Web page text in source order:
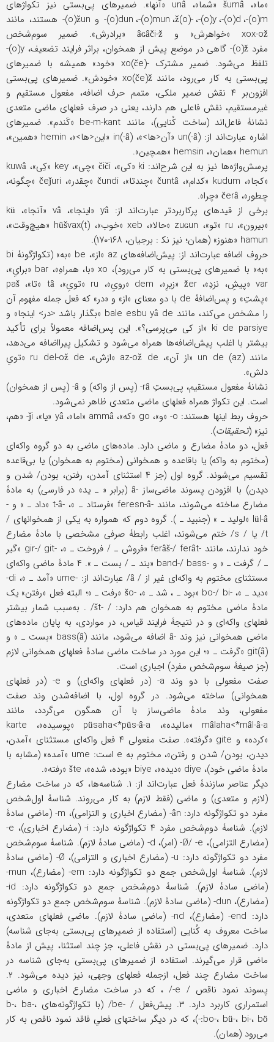
«ما»، šumâ «شما»، unâ «آنها». ضمیرهای پی‌بستی نیز تکواژهای
o)m)-،
o)d)-، o)y)-، -(o)ž، o)mun)-،
o)dun)- و o)žun)- هستند، مانند
xox-ož «خواهرش» و âɢâči-ž «برادرش». ضمیر سوم‌شخص
مفرد o)ž)- گاهی در موضع پیش از همخوان، براثر فرایند تضعیف، o)y)-
تلفظ می‌شود. ضمیر مشترک -xo(če) «خود» همیشه با ضمیرهای
پی‌بستی به کار می‌رود، مانند xo(če)ž «خودش». ضمیرهای پی‌بستی
افزون‌بر ۴ نقش ضمیر ملکی، متمم حرف اضافه، مفعول مستقیم و
غیرمستقیم، نقش فاعلی هم دارند، یعنی در صرف فعلهای ماضی متعدی
نشانۀ فاعل‌اند (ساخت کُنایی)، مانند be-m-kant «کَندم». ضمیرهای
اشاره عبارت‌اند از: un(-â) «آن<ها>»، in(-â) «این<ها>»، hemin «همین»،
hemun «همان»، hemsin «همچین».
پرسش‌واژه‌ها نیز به این شرح‌اند: ki «کی»، čiči «چی»، key «کِی»، kuwâ
«کجا»، kudum «کدام»، čuntâ «چندتا»، čundi «چقدر»، čeǰuri «چگونه،
چطور»، čerâ «چرا».
برخی از قیدهای پرکاربردتر عبارت‌اند از: yâ «اینجا»، vâ «آنجا»، kü
«بیرون»، ru «تو»، zuɢun «حالا»، xeb «خوب»، hüšvax(t) «هیچ‌وقت»،
hamun «هنوز» (همان؛ نیز نک‍ : برجیان، ۱۶۸-۱۷۰).
حروف اضافه عبارت‌اند از: پیش‌اضافه‌های az «از»، be «به» (تکواژگونۀ bi
«به» با ضمیرهای پی‌بستی به کار می‌رود)، xo «با، همراهِ»، bar «برایِ»،
var «پیشِ، نزدِ»، žer «زیرِ»، dem «رویِ»، ru «تویِ»، tâ «تا»، paš
«پشتِ» و پس‌اضافۀ de با دو معنای «از» و «در» که فعل جمله مفهوم آن
را مشخص می‌کند، مانند bale esbu yâ de «بگذار باشد <در> اینجا» و
ki de parsiye «از کی می‌پرسی؟». این پس‌اضافه معمولاً برای تأکید
بیشتر با اغلب پیش‌اضافه‌ها همراه می‌شود و تشکیل پیرااضافه می‌دهد،
مانند (az) un de «از آن»، az-ož de «ازش»، ru del-ož de «تویِ
دلش».
نشانۀ مفعول مستقیم، پی‌بستِ râ- (پس از واکه) و â- (پس از همخوان)
است. این تکواژ همراه فعلهای ماضی متعدی ظاهر نمی‌شود.
حروف ربط اینها هستند: o- «و»، go «که»، ammâ «اما»، yâ «یا»، ǰi- «هم،
نیز» (تحقیقات).
فعل، دو مادۀ مضارع و ماضی دارد. ماده‌های ماضی به دو گروه واکه‌ای
(مختوم به واکه) یا باقاعده و همخوانی (مختوم به همخوان) یا بی‌قاعده
تقسیم می‌شوند. گروه اول (جز ۴ استثنای آمدن، رفتن، بودن/ شدن و
دیدن) با افزودن پسوند ماضی‌ساز -â (برابر « ـ ید» در فارسی) به مادۀ
مضارع ساخته می‌شوند، مانند -feresn-â «فرستاد ـ »، -t-â «داد ـ » و -
lül-â «لولید ـ » (جنبید ـ ). گروه دوم که همواره به یکی از همخوانهای /
t/ یا / s/ ختم می‌شوند، اغلب رابطۀ صرفی مشخصی با مادۀ مضارع
خود ندارند، مانند -ferâš-/ ferât «فروش ـ / فروخت ـ »، -gir-/ git «گیر
ـ / گرفت ـ » و -band-/ bass «بند ـ / بست ـ ». ۴ مادۀ ماضی واکه‌ای
مستثنای مختوم به واکه‌ای غیر از / â/ عبارت‌اند از: -ume «آمد ـ »، di-
«دید ـ »، -bo-/ bi «بود ـ ، شد ـ »، -šo «رفت ـ »؛ البته فعل «رفتن» یک
مادۀ ماضی مختوم به همخوان هم دارد: / -št/ . به‌سبب شمار بیشتر
فعلهای واکه‌ای و در نتیجۀ فرایند قیاس، در مواردی، به پایان ماده‌های
ماضی همخوانی نیز وند -â اضافه می‌شود، مانند bass(â) «بست ـ » و
git(â) «گرفت ـ »؛ این مورد در ساخت ماضی سادۀ فعلهای همخوانی لازم
(جز صیغۀ سوم‌شخص مفرد) اجباری است.
صفت مفعولی با دو وند a- (در فعلهای واکه‌ای) و e- (در فعلهای
همخوانی) ساخته می‌شود. در گروه اول، با اضافه‌شدن وند صفت
مفعولی، وند مادۀ ماضی‌ساز با آن همگون می‌گردد، مانند
mâlaha<*mâl-â-a «مالیده»، püsaha<*püs-â-a «پوسیده»، karte
«کرده» و gite «گرفته». صفت مفعولی ۴ فعل واکه‌ای مستثنای «آمدن،
دیدن، بودن/ شدن و رفتن»، مختوم به e است: ume «آمده» (مشابه با
مادۀ ماضی خود)، diye «دیده»، biye «بوده، شده»، šte «رفته».
دیگر عناصر سازندۀ فعل عبارت‌اند از: ۱. شناسه‌ها، که در ساخت مضارع
(لازم و متعدی) و ماضی (فقط لازم) به کار می‌روند. شناسۀ اول‌شخص
مفرد دو تکواژگونه دارد: ân- (مضارع اخباری و التزامی)، m- (ماضی سادۀ
لازم). شناسۀ دوم‌شخص مفرد ۴ تکواژگونه دارد: i- (مضارع اخباری)، e-
(مضارع التزامی)، Ø/ -e- (امر)، d- (ماضی سادۀ لازم). شناسۀ سوم‌شخص
مفرد دو تکواژگونه دارد: u- (مضارع اخباری و التزامی)، Ø- (ماضی سادۀ
لازم). شناسۀ اول‌شخص جمع دو تکواژگونه دارد: em- (مضارع)، mun-
(ماضی سادۀ لازم). شناسۀ دوم‌شخص جمع دو تکواژگونه دارد: id-
(مضارع)، dun- (ماضی سادۀ لازم). شناسۀ سوم‌شخص جمع دو تکواژگونه
دارد: end- (مضارع)، nd- (ماضی سادۀ لازم). ماضی فعلهای متعدی،
ساخت معروف به کُنایی (استفاده از ضمیرهای پی‌بستی به‌جای شناسه)
دارد. ضمیرهای پی‌بستی در نقش فاعلی، جز چند استثنا، پیش از مادۀ
ماضی قرار می‌گیرند. استفاده از ضمیرهای پی‌بستی به‌جای شناسه در
ساخت مضارع چند فعل، ازجمله فعلهای وجهی، نیز دیده می‌شود. ۲.
پسوند نمود ناقص / e-/ ، که در ساخت مضارع اخباری و ماضی
استمراری کاربرد دارد. ۳. پیش‌فعل / -be/ (با تکواژگونه‌های b-، ba-،
bo-، bü-، bi-، bö:-)، که در دیگر ساختهای فعلیِ فاقد نمود ناقص به کار
می‌رود (همان).